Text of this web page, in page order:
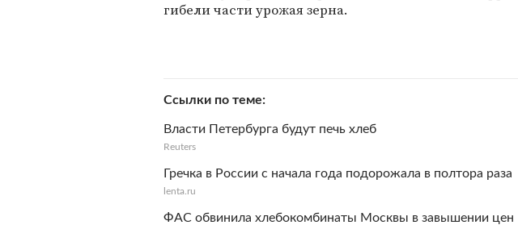
гибели части урожая зерна.
Ссылки по теме
Власти Петербурга будут печь хлеб
Reuters
Гречка в России с начала года подорожала в полтора раза
lenta.ru
ФАС обвинила хлебокомбинаты Москвы в завышении цен